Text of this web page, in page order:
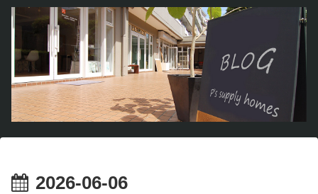
2026-06-06